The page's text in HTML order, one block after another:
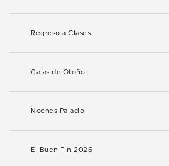
Regreso a Clases
Galas de Otoño
Noches Palacio
El Buen Fin 2026